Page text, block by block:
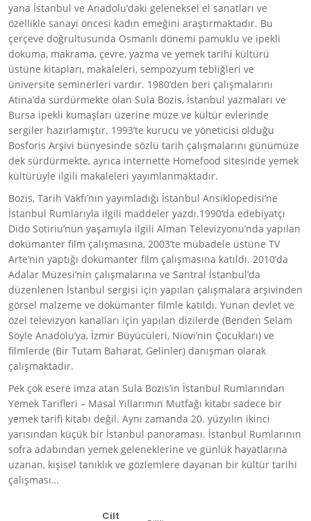
yana İstanbul ve Anadolu’daki geleneksel el sanatları ve
özellikle sanayi öncesi kadın emeğini araştırmaktadır. Bu
çerçeve doğrultusunda Osmanlı dönemi pamuklu ve ipekli
dokuma, makrama, çevre, yazma ve yemek tarihi kültürü
üstüne kitapları, makaleleri, sempozyum tebliğleri ve
üniversite seminerleri vardır. 1980’den beri çalışmalarını
Atina’da sürdürmekte olan Sula Bozis, İstanbul yazmaları ve
Bursa ipekli kumaşları üzerine müze ve kültür evlerinde
sergiler hazırlamıştır. 1993’te kurucu ve yöneticisi olduğu
Bosforis Arşivi bünyesinde sözlü tarih çalışmalarını günümüze
dek sürdürmekte, ayrıca internette Homefood sitesinde yemek
kültürüyle ilgili makaleleri yayımlanmaktadır.
Bozis, Tarih Vakfı’nın yayımladığı İstanbul Ansiklopedisi’ne
İstanbul Rumlarıyla ilgili maddeler yazdı.1990’da edebiyatçı
Dido Sotiriu’nun yaşamıyla ilgili Alman Televizyonu’nda yapılan
dokümanter film çalışmasına, 2003’te mübadele üstüne TV
Arte’nin yaptığı dokümanter film çalışmasına katıldı. 2010’da
Adalar Müzesi’nin çalışmalarına ve Santral İstanbul’da
düzenlenen İstanbul sergisi için yapılan çalışmalara arşivinden
görsel malzeme ve dökümanter filmle katıldı. Yunan devlet ve
özel televizyon kanalları için yapılan dizilerde (Benden Selam
Söyle Anadolu’ya, İzmir Büyücüleri, Niovi’nin Çocukları) ve
filmlerde (Bir Tutam Baharat, Gelinler) danışman olarak
çalışmaktadır.
Pek çok esere imza atan Sula Bozis’in İstanbul Rumlarından
Yemek Tarifleri – Masal Yıllarımın Mutfağı kitabı sadece bir
yemek tarifi kitabı değil. Aynı zamanda 20. yüzyılın ikinci
yarısından küçük bir İstanbul panoraması. İstanbul Rumlarının
sofra adabından yemek geleneklerine ve günlük hayatlarına
uzanan, kişisel tanıklık ve gözlemlere dayanan bir kültür tarihi
çalışması…
Cilt